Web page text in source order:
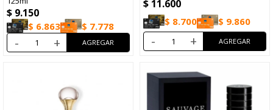
$ 9.150
$ 6.863 $ 7.778
- +
$ 11.600
$ 8.700 $ 9.860
- +